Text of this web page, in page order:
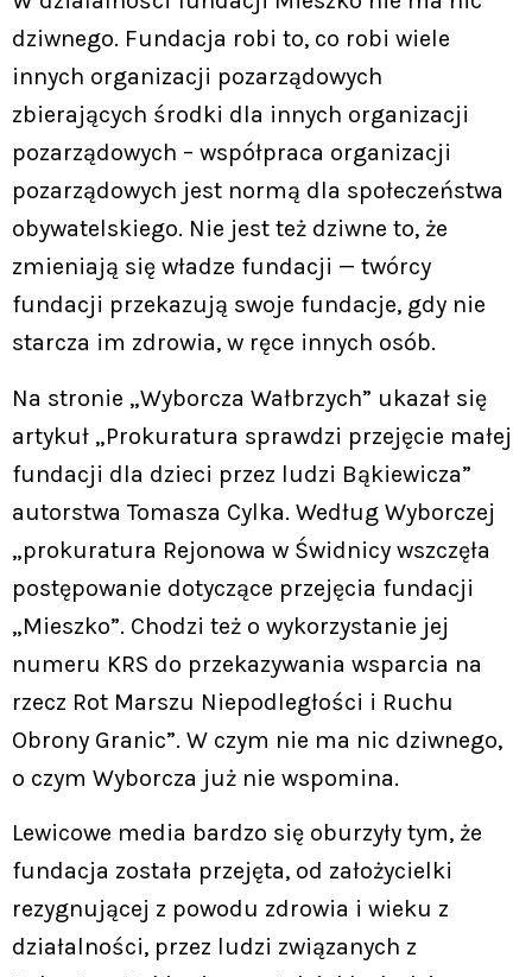
dziwnego. Fundacja robi to, co robi wiele
innych organizacji pozarządowych
zbierających środki dla innych organizacji
pozarządowych – współpraca organizacji
pozarządowych jest normą dla społeczeństwa
obywatelskiego. Nie jest też dziwne to, że
zmieniają się władze fundacji — twórcy
fundacji przekazują swoje fundacje, gdy nie
starcza im zdrowia, w ręce innych osób.
Na stronie „Wyborcza Wałbrzych” ukazał się
artykuł „Prokuratura sprawdzi przejęcie małej
fundacji dla dzieci przez ludzi Bąkiewicza”
autorstwa Tomasza Cylka. Według Wyborczej
„prokuratura Rejonowa w Świdnicy wszczęła
postępowanie dotyczące przejęcia fundacji
„Mieszko”. Chodzi też o wykorzystanie jej
numeru KRS do przekazywania wsparcia na
rzecz Rot Marszu Niepodległości i Ruchu
Obrony Granic”. W czym nie ma nic dziwnego,
o czym Wyborcza już nie wspomina.
Lewicowe media bardzo się oburzyły tym, że
fundacja została przejęta, od założycielki
rezygnującej z powodu zdrowia i wieku z
działalności, przez ludzi związanych z